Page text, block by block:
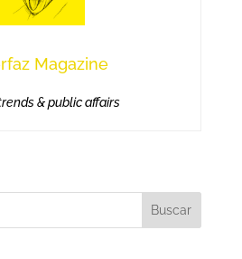
Magazine
& public affairs
Buscar